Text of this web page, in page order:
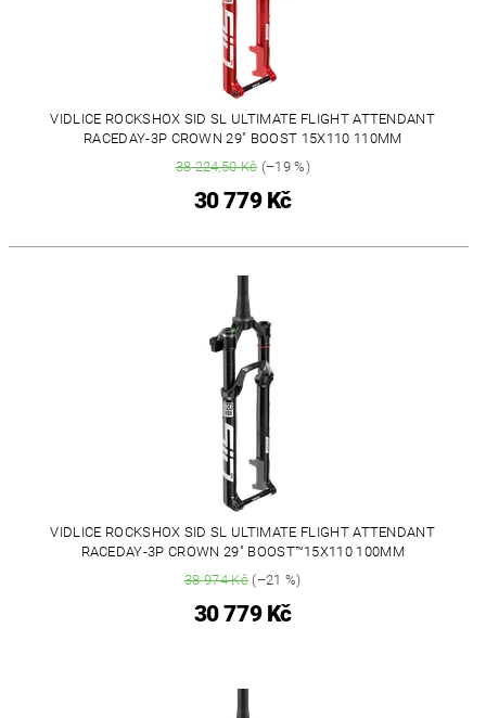
VIDLICE ROCKSHOX SID SL ULTIMATE FLIGHT ATTENDANT
RACEDAY-3P CROWN 29" BOOST 15X110 110MM
38 224,50 Kč(–19 %)
30 779 Kč
VIDLICE ROCKSHOX SID SL ULTIMATE FLIGHT ATTENDANT
RACEDAY-3P CROWN 29" BOOST™15X110 100MM
38 974 Kč(–21 %)
30 779 Kč